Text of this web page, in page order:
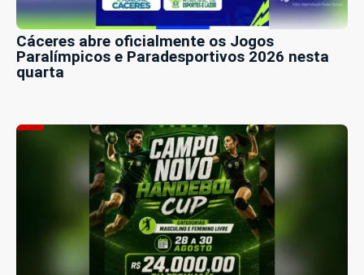
Cáceres abre oficialmente os Jogos
Paralímpicos e Paradesportivos 2026 nesta
quarta